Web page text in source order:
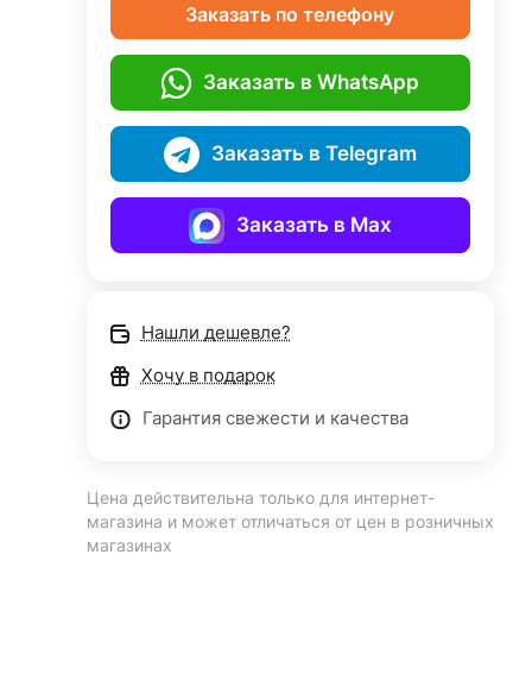
Заказать по телефону
Заказать в WhatsApp
Заказать в Telegram
Заказать в Max
Нашли дешевле?
Хочу в подарок
Гарантия свежести и качества
Цена действительна только для интернет-
магазина и может отличаться от цен в розничных
магазинах